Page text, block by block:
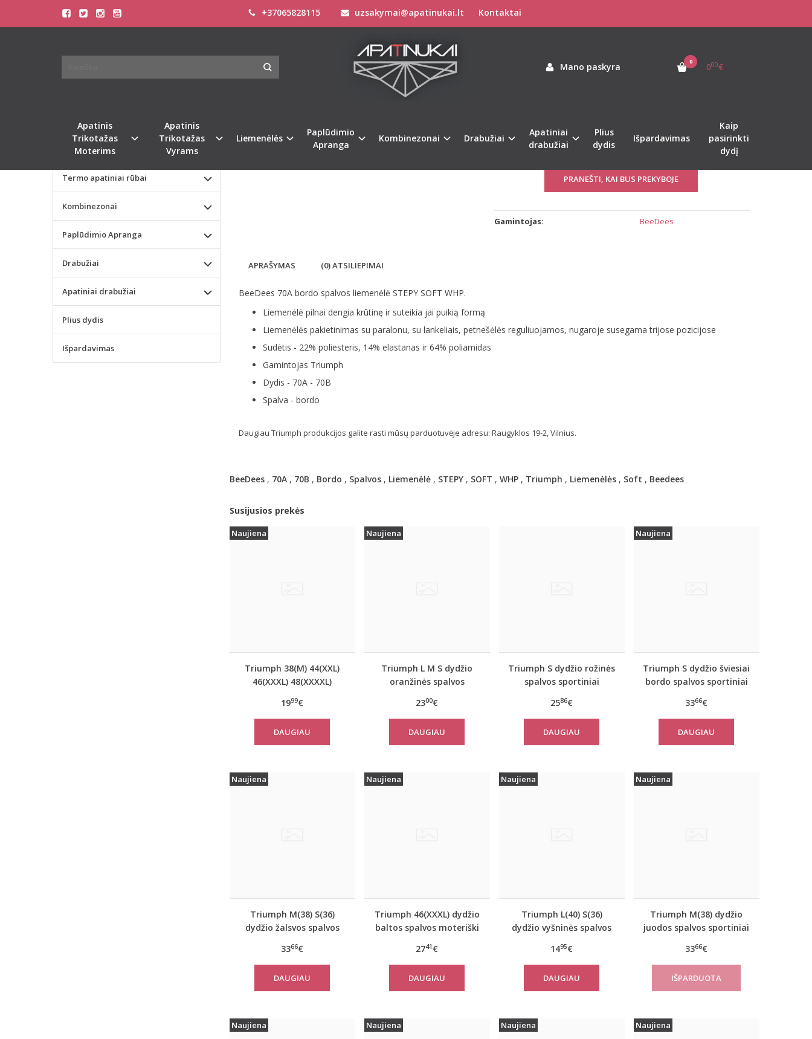
+37065828115 uzsakymai@apatinukai.lt Kontaktai
Mano paskyra 0 000€
Apatinis
Trikotažas
Moterims
Apatinis
Trikotažas
Vyrams
Liemenėlės
Paplūdimio
Apranga
Kombinezonai Drabužiai
Apatiniai
drabužiai
Plius
dydis
Išpardavimas
Kaip
pasirinkti
dydį
BEEDEES 70A 70B BORDO SPALVOS LIEMENĖLĖ STEPY SOFT WHP
Pristatymas kurjeriu 1-2 d.d.
PRANEŠTI, KAI BUS PREKYBOJE
Gamintojas: BeeDees
APRAŠYMAS (0) ATSILIEPIMAI
BeeDees 70A bordo spalvos liemenėlė STEPY SOFT WHP.
Liemenėlė pilnai dengia krūtinę ir suteikia jai puikią formą
Liemenėlės pakietinimas su paralonu, su lankeliais, petnešėlės reguliuojamos, nugaroje susegama trijose pozicijose
Sudėtis - 22% poliesteris, 14% elastanas ir 64% poliamidas
Gamintojas Triumph
Dydis - 70A - 70B
Spalva - bordo
Daugiau Triumph produkcijos galite rasti mūsų parduotuvėje adresu: Raugyklos 19-2, Vilnius.
BeeDees, 70A, 70B , Bordo , Spalvos, Liemenėlė, STEPY, SOFT , WHP, Triumph , Liemenėlės, Soft , Beedees
Susijusios prekės
Naujiena
Triumph 38(M) 44(XXL)
46(XXXL) 48(XXXXL)
marškinėliai Be Pure
Shirt 02
1999€
DAUGIAU
Naujiena
Triumph L M S dydžio
oranžinės spalvos
marškinėliai women
move FLOW LIGHT Tank
Top
2300€
DAUGIAU
Triumph S dydžio rožinės
spalvos sportiniai
women move FLEX Tank
2586€
DAUGIAU
Naujiena
Triumph S dydžio šviesiai
bordo spalvos sportiniai
women move FLOW Tank
Top
3366€
DAUGIAU
Naujiena
Triumph M(38) S(36)
dydžio žalsvos spalvos
marškinėliai women
move FLOW Tank Top
3366€
DAUGIAU
Naujiena
Triumph 46(XXXL) dydžio
baltos spalvos moteriški
Yselle Basics Shirt03 2P
2741 €
DAUGIAU
Naujiena
Triumph L(40) S(36)
dydžio vyšninės spalvos
EverNew SH01
1495€
DAUGIAU
Naujiena
Triumph M(38) dydžio
juodos spalvos sportiniai
women move FLOW Tank
Top
3366€
Naujiena Naujiena Naujiena Naujiena
Valentino dienos dovana
Liemenėlės
Termo apatiniai rūbai
Kombinezonai
Paplūdimio Apranga
Drabužiai
Apatiniai drabužiai
Plius dydis
Išpardavimas